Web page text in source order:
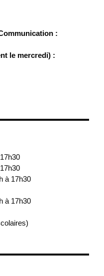
:
le mercredi) :
à 17h30
à 17h30